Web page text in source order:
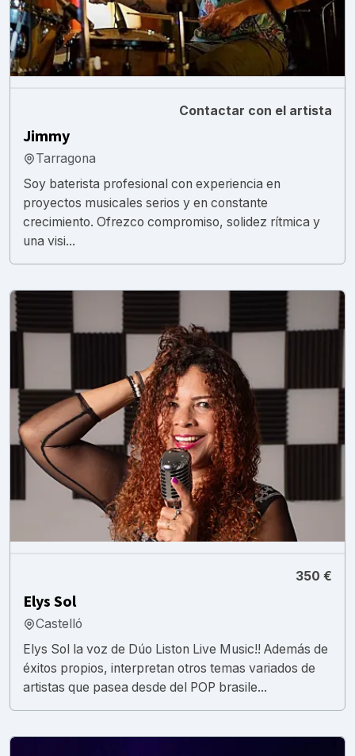
Contactar con el artista
Jimmy
Tarragona
Soy baterista profesional con experiencia en
proyectos musicales serios y en constante
crecimiento. Ofrezco compromiso, solidez rítmica y
una visi...
350 €
Elys Sol
Castelló
Elys Sol la voz de Dúo Liston Live Music!! Además de
éxitos propios, interpretan otros temas variados de
artistas que pasea desde del POP brasile...